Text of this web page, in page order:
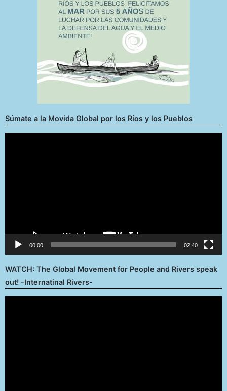
Súmate a la Movida Global por los Ríos y los Pueblos
00:00 02:40
WATCH: The Global Movement for People and Rivers speak
out! -Internatinal Rivers-